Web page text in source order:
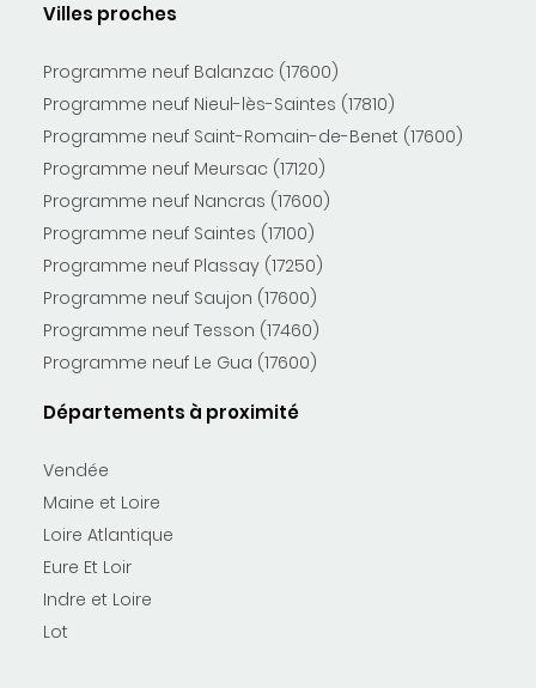
Villes proches
Programme neuf Balanzac (17600)
Programme neuf Nieul-lès-Saintes (17810)
Programme neuf Saint-Romain-de-Benet (17600)
Programme neuf Meursac (17120)
Programme neuf Nancras (17600)
Programme neuf Saintes (17100)
Programme neuf Plassay (17250)
Programme neuf Saujon (17600)
Programme neuf Tesson (17460)
Programme neuf Le Gua (17600)
Départements à proximité
Vendée
Maine et Loire
Loire Atlantique
Eure Et Loir
Indre et Loire
Lot